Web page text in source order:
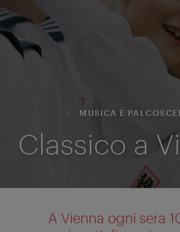
MUSICA E
Classico a
A Vienna ogni sera